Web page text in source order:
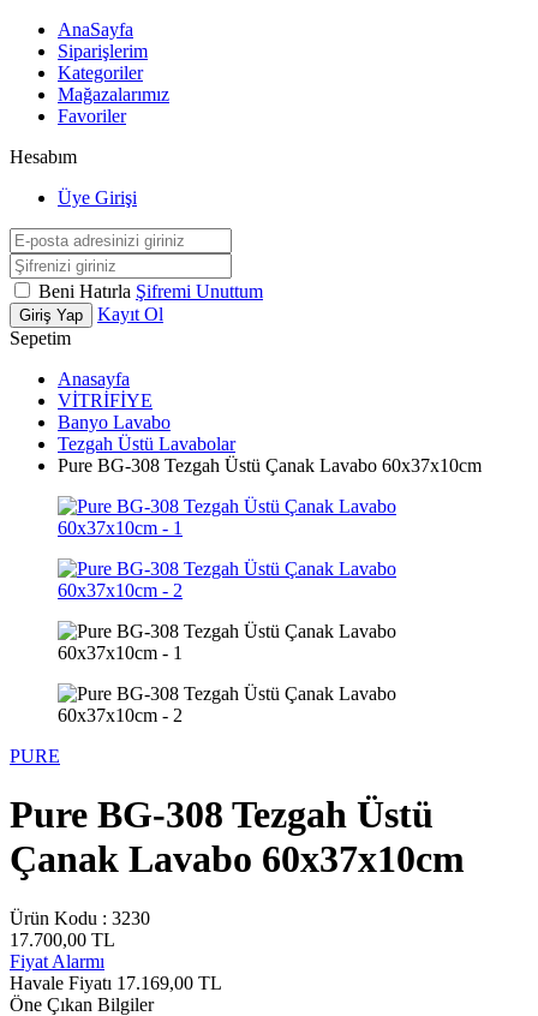
AnaSayfa
Siparişlerim
Kategoriler
Mağazalarımız
Favoriler
Hesabım
Üye Girişi
Beni Hatırla Şifremi Unuttum
Giriş Yap
Kayıt Ol
Sepetim
Anasayfa
VİTRİFİYE
Banyo Lavabo
Tezgah Üstü Lavabolar
Pure BG-308 Tezgah Üstü Çanak Lavabo 60x37x10cm
PURE
Pure BG-308 Tezgah Üstü
Çanak Lavabo 60x37x10cm
Ürün Kodu : 3230
17.700,00 TL
Fiyat Alarmı
Havale Fiyatı 17.169,00 TL
Öne Çıkan Bilgiler